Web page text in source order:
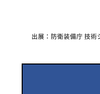
出展：防衛装備庁 技術